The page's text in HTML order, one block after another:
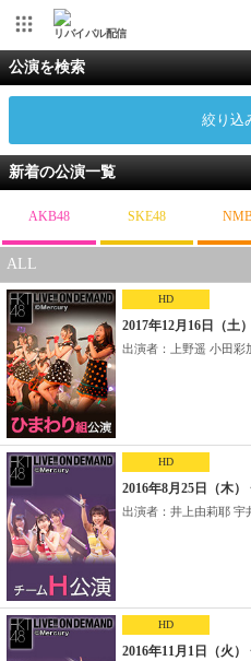
リバイバル配信
公演を検索
絞り込
新着の公演一覧
AKB48 SKE48
ALL
HD
2017年12月16日（
出演者：上野遥 小田彩
HD
2016年8月25日（木
出演者：井上由莉耶 宇
HD
2016年11月1日（火